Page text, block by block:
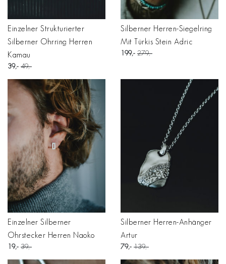
Einzelner Strukturierter
Silberner Ohrring Herren
Kamau
39 49
Silberner Herren-Siegelring
Mit Türkis Stein Adric
199 279
Einzelner Silberner
Ohrstecker Herren Naoko
19 39
Silberner Herren-Anhänger
Artur
79 139